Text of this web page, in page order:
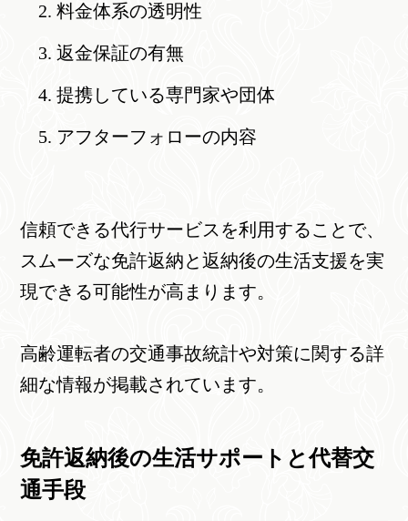
料金体系の透明性
返金保証の有無
提携している専門家や団体
アフターフォローの内容
信頼できる代行サービスを利用することで、
スムーズな免許返納と返納後の生活支援を実
現できる可能性が高まります。
高齢運転者の交通事故統計や対策に関する詳
細な情報が掲載されています。
免許返納後の生活サポートと代替交
通手段